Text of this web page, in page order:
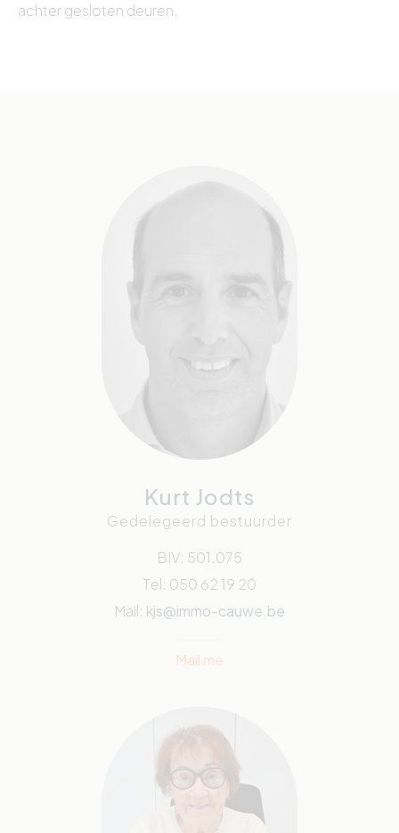
achter gesloten deuren.
Kurt Jodts
Gedelegeerd bestuurder
BIV: 501.075
Tel: 050 62 19 20
Mail: kjs@immo-cauwe.be
Mail me